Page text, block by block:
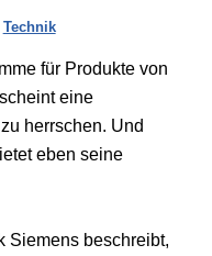
Technik
für Produkte von
eine
herrschen. Und
eben seine
Siemens beschreibt,